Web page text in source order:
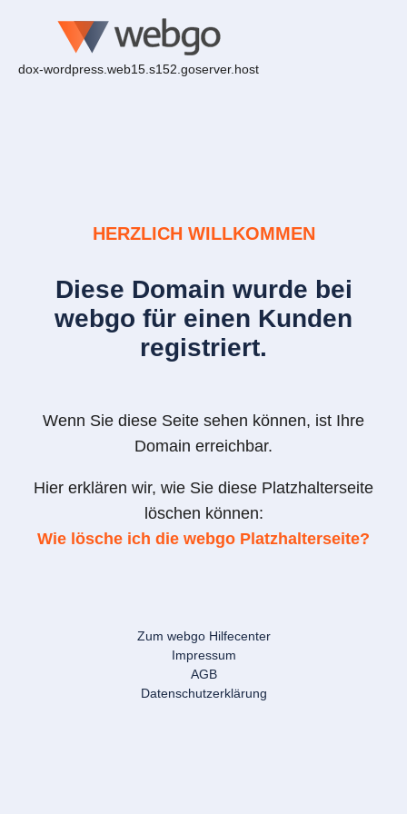
dox-wordpress.web15.s152.goserver.host
HERZLICH WILLKOMMEN
Diese Domain wurde bei
webgo für einen Kunden
registriert.
Wenn Sie diese Seite sehen können, ist Ihre
Domain erreichbar.
Hier erklären wir, wie Sie diese Platzhalterseite
löschen können:
Wie lösche ich die webgo Platzhalterseite?
Zum webgo Hilfecenter
Impressum
AGB
Datenschutzerklärung